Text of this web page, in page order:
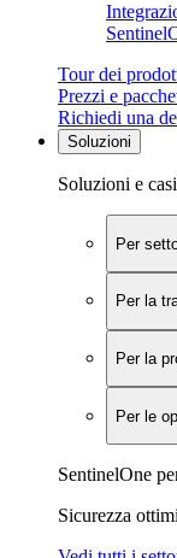
Tour dei
Prezzi e
Richiedi una
Soluzioni
Soluzioni e
Per
Per la
Per la
Per le
SentinelOne
Sicurezza